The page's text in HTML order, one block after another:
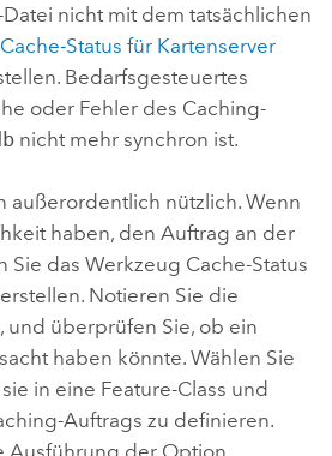
Datei nicht mit dem tatsächlichen
Cache-Status für Kartenserver
Bedarfsgesteuertes
oder Fehler des Caching-
nicht mehr synchron ist.
außerordentlich nützlich. Wenn
haben, den Auftrag an der
Sie das Werkzeug Cache-Status
Notieren Sie die
überprüfen Sie, ob ein
haben könnte. Wählen Sie
in eine Feature-Class und
Auftrags zu definieren.